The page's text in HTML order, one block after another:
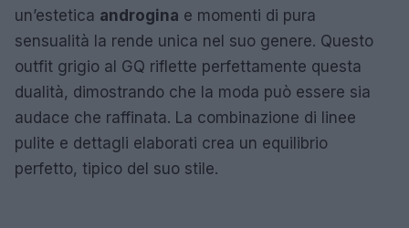
un’estetica androgina e momenti di pura
sensualità la rende unica nel suo genere. Questo
outfit grigio al GQ riflette perfettamente questa
dualità, dimostrando che la moda può essere sia
audace che raffinata. La combinazione di linee
pulite e dettagli elaborati crea un equilibrio
perfetto, tipico del suo stile.